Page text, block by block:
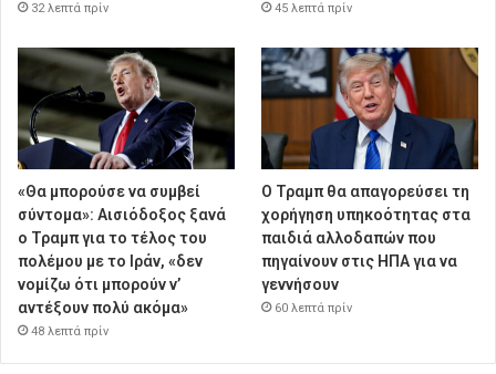
32 λεπτά πρίν 45 λεπτά πρίν
«Θα μπορούσε να συμβεί
σύντομα»: Αισιόδοξος ξανά
ο Τραμπ για το τέλος του
πολέμου με το Ιράν, «δεν
νομίζω ότι μπορούν ν’
αντέξουν πολύ ακόμα»
48 λεπτά πρίν
Ο Τραμπ θα απαγορεύσει τη
χορήγηση υπηκοότητας στα
παιδιά αλλοδαπών που
πηγαίνουν στις ΗΠΑ για να
γεννήσουν
60 λεπτά πρίν